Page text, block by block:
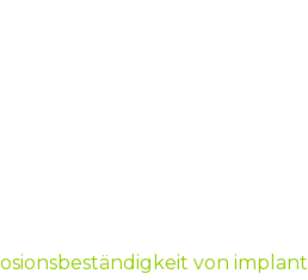
von